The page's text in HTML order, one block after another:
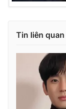
Tin liên quan